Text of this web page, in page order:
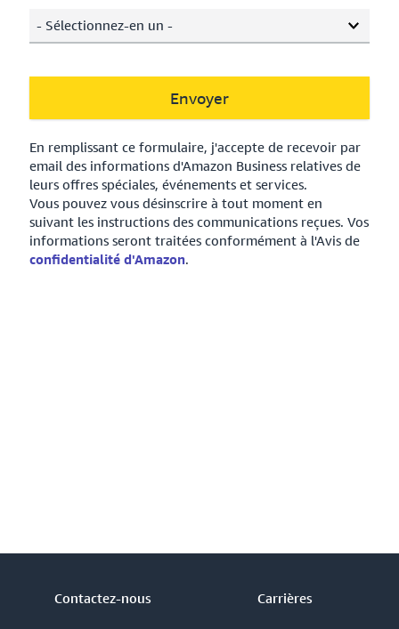
- Sélectionnez-en un -
Envoyer
En remplissant ce formulaire, j'accepte de recevoir par
email des informations d'Amazon Business relatives de
leurs offres spéciales, événements et services.
Vous pouvez vous désinscrire à tout moment en
suivant les instructions des communications reçues. Vos
informations seront traitées conformément à l'Avis de
confidentialité d'Amazon.
Contactez-nous Carrières